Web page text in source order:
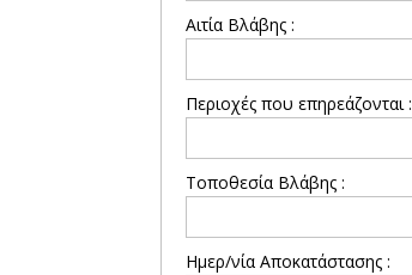
Αιτία Βλάβης :
Περιοχές που επηρεάζονται :
Τοποθεσία Βλάβης :
Ημερ/νία Αποκατάστασης :